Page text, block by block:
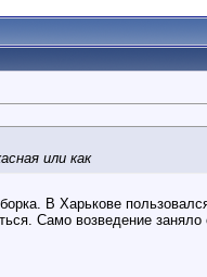
или как
В Харькове
Само возведение